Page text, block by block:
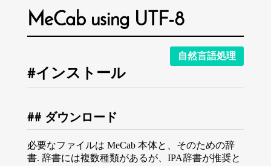
MeCab using UTF-8
自然言語処理
インストール
ダウンロード
必要なファイルは MeCab 本体と、そのための辞
書. 辞書には複数種類があるが、IPA辞書が推奨と